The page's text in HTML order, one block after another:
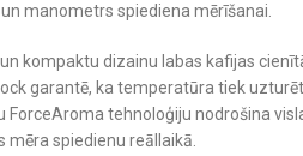
manometrs spiediena mērīšanai.
kompaktu dizainu labas kafijas
garantē, ka temperatūra tiek
ForceAroma tehnoloģiju nodrošina
spiedienu reāllaikā.